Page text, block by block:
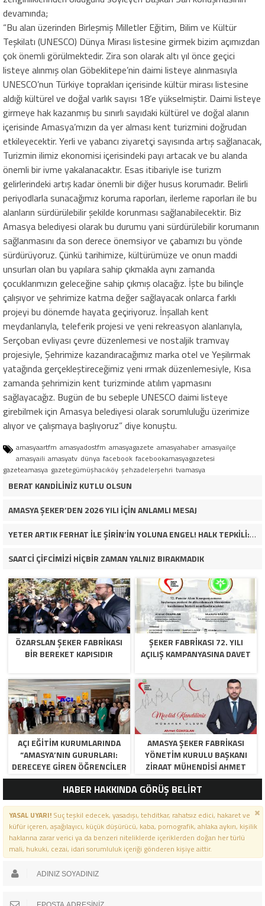
devamında;
“Bu alan üzerinden Birleşmiş Milletler Eğitim, Bilim ve Kültür
Teşkilatı (UNESCO) Dünya Mirası listesine girmek bizim açımızdan
çok önemli görülmektedir. Zira son olarak altı yıl önce geçici
listeye alınmış olan Göbeklitepe’nin daimi listeye alınmasıyla
UNESCO’nun Türkiye toprakları içerisinde kültür mirası listesine
aldığı kültürel ve doğal varlık sayısı 18’e yükselmiştir. Daimi listeye
girmeye hak kazanmış bu sınırlı sayıdaki kültürel ve doğal alanın
içerisinde Amasya’mızın da yer alması kent turizmini doğrudan
etkileyecektir. Yerli ve yabancı ziyaretçi sayısında artış sağlanacak,
Turizmin ilimiz ekonomisi içerisindeki payı artacak ve bu alanda
önemli bir ivme yakalanacaktır. Esas itibariyle ise turizm
gelirlerindeki artış kadar önemli bir diğer husus korumadır. Belirli
periyodlarla sunacağımız koruma raporları, ilerleme raporları ile bu
alanların sürdürülebilir şekilde korunması sağlanabilecektir. Biz
Amasya belediyesi olarak bu durumu yani sürdürülebilir korumanın
sağlanmasını da son derece önemsiyor ve çabamızı bu yönde
sürdürüyoruz. Çünkü tarihimize, kültürümüze ve onun maddi
unsurları olan bu yapılara sahip çıkmakla aynı zamanda
çocuklarımızın geleceğine sahip çıkmış olacağız. İşte bu bilinçle
çalışıyor ve şehrimize katma değer sağlayacak onlarca farklı
projeyi bu dönemde hayata geçiriyoruz. İnşallah kent
meydanlarıyla, teleferik projesi ve yeni rekreasyon alanlarıyla,
Serçoban evliyası çevre düzenlemesi ve nostaljik tramvay
projesiyle, Şehrimize kazandıracağımız marka otel ve Yeşilırmak
yatağında gerçekleştireceğimiz yeni ırmak düzenlemesiyle, Kısa
zamanda şehrimizin kent turizminde atılım yapmasını
sağlayacağız. Bugün de bu sebeple UNESCO daimi listeye
girebilmek için Amasya belediyesi olarak sorumluluğu üzerimize
alıyor ve çalışmaya başlıyoruz” diye konuştu.
amasyaartfm amasyadostfm amasyagazete amasyahaber amasyailçe
amasyaili amasyatv dünya facebook facebookamasyagazetesi
gazeteamasya gazetegümüşhacıköy şehzadelerşehri tvamasya
BERAT KANDİLİNİZ KUTLU OLSUN
AMASYA ŞEKER’DEN 2026 YILI İÇİN ANLAMLI MESAJ
YETER ARTIK FERHAT İLE ŞİRİN’İN YOLUNA ENGEL! HALK TEPKİLİ: “YOLU KAPATMAK ÇÖZÜM DEĞİL, GÖREVİNİ YAP!”
SAATCİ ÇİFCİMİZİ HİÇBİR ZAMAN YALNIZ BIRAKMADIK
ÖZARSLAN ŞEKER FABRİKASI
BİR BEREKET KAPISIDIR
ŞEKER FABRİKASI 72. YILI
AÇILIŞ KAMPANYASINA DAVET
AÇI EĞİTİM KURUMLARINDA
“AMASYA’NIN GURURLARI:
DERECEYE GIREN ÖĞRENCILER
İÇIN ANLAMLI TÖREN”
AMASYA ŞEKER FABRIKASI
YÖNETIM KURULU BAŞKANI
ZIRAAT MÜHENDISI AHMET
ÖZARSLAN’IN MEVLID KANDILI
MESAJI
HABER HAKKINDA GÖRÜŞ BELİRT
YASAL UYARI!Suç teşkil edecek, yasadışı, tehditkar, rahatsız edici, hakaret ve
küfür içeren, aşağılayıcı, küçük düşürücü, kaba, pornografik, ahlaka aykırı, kişilik
haklarına zarar verici ya da benzeri niteliklerde içeriklerden doğan her türlü
mali, hukuki, cezai, idari sorumluluk içeriği gönderen kişiye aittir.